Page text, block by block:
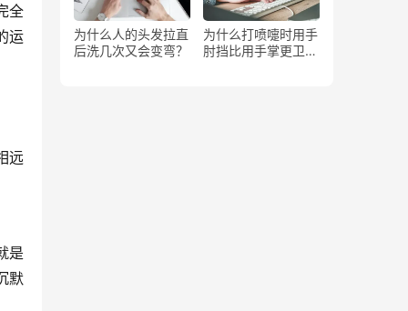
全
运
远
是
默
为什么人的头发拉直
后洗几次又会变弯？
为什么打喷嚏时用手
肘挡比用手掌更卫